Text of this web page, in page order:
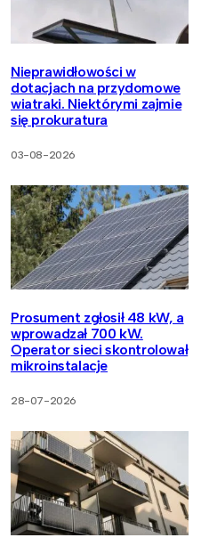
Nieprawidłowości w
dotacjach na przydomowe
wiatraki. Niektórymi zajmie
się prokuratura
03-08-2026
Prosument zgłosił 48 kW, a
wprowadzał 700 kW.
Operator sieci skontrolował
mikroinstalacje
28-07-2026